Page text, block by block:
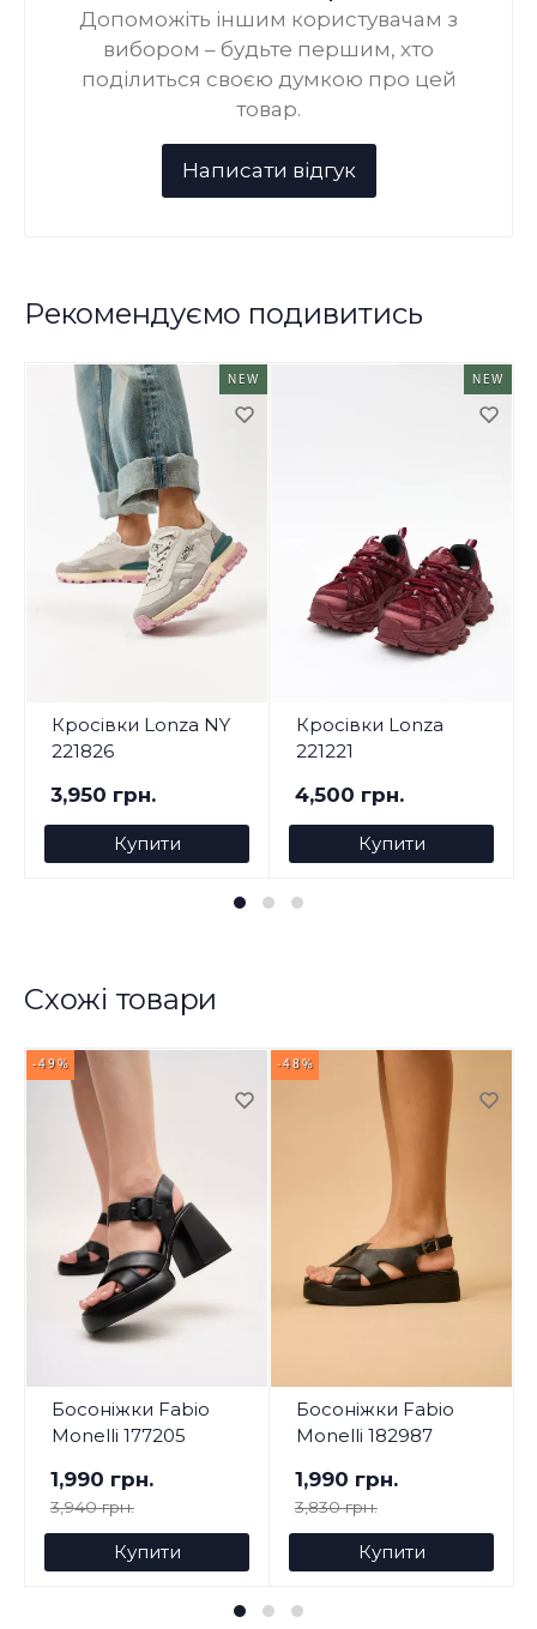
Допоможіть іншим користувачам з
вибором – будьте першим, хто
поділиться своєю думкою про цей
товар.
Рекомендуємо подивитись
NEW
Кросівки Lonza NY
221826
3,950 грн.
Купити
NEW
Кросівки Lonza
221221
4,500 грн.
Купити
Схожі товари
-49%
Босоніжки Fabio
Monelli 177205
1,990 грн.
3,940 грн.
Купити
-48%
Босоніжки Fabio
Monelli 182987
1,990 грн.
3,830 грн.
Купити